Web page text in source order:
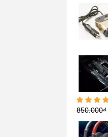
Được xếp
sao
850.000₫